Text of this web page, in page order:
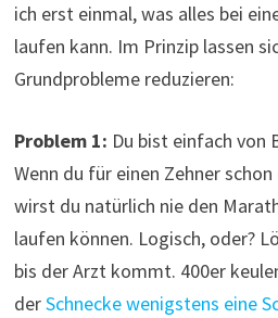
ich erst einmal, was alles bei
laufen kann. Im Prinzip lassen
Grundprobleme reduzieren:
Problem 1: Du bist einfach von
Wenn du für einen Zehner
wirst du natürlich nie den
laufen können. Logisch, oder?
bis der Arzt kommt. 400er
derSchnecke wenigstens eine